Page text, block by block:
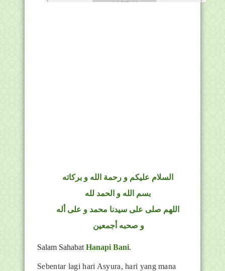
السلام عليكم و رحمة الله و بركاته
بسم الله و الحمد لله
اللهم صلى على سيدنا محمد و على أله
و صحبه أجمعين
Salam Sahabat Hanapi Bani.
Sebentar lagi hari Asyura, hari yang mana